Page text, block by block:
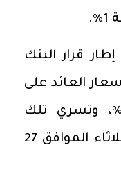
قرار البنك
العائد على
الإيداع والإقراض بمقدار 1%، وتسري تلك
التعديلات اعتبارا من يوم الثلاثاء الموافق 27